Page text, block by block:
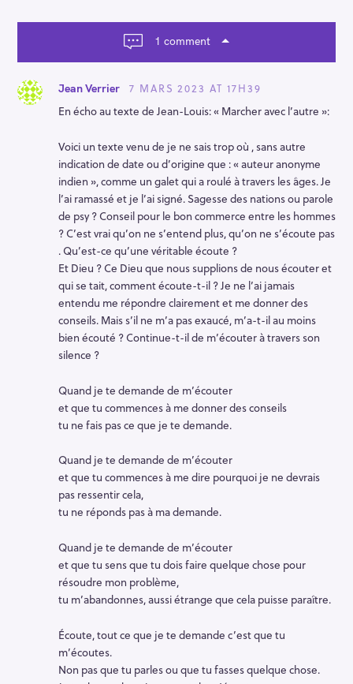
a
n
1 comment
Jean Verrier
7 MARS 2023 AT 17H39
En écho au texte de Jean-Louis: « Marcher avec l’autre »:
Voici un texte venu de je ne sais trop où , sans autre
indication de date ou d’origine que : « auteur anonyme
indien », comme un galet qui a roulé à travers les âges. Je
l’ai ramassé et je l’ai signé. Sagesse des nations ou parole
de psy ? Conseil pour le bon commerce entre les hommes
? C’est vrai qu’on ne s’entend plus, qu’on ne s’écoute pas
. Qu’est-ce qu’une véritable écoute ?
Et Dieu ? Ce Dieu que nous supplions de nous écouter et
qui se tait, comment écoute-t-il ? Je ne l’ai jamais
entendu me répondre clairement et me donner des
conseils. Mais s’il ne m’a pas exaucé, m’a-t-il au moins
bien écouté ? Continue-t-il de m’écouter à travers son
silence ?
Quand je te demande de m’écouter
et que tu commences à me donner des conseils
tu ne fais pas ce que je te demande.
Quand je te demande de m’écouter
et que tu commences à me dire pourquoi je ne devrais
pas ressentir cela,
tu ne réponds pas à ma demande.
Quand je te demande de m’écouter
et que tu sens que tu dois faire quelque chose pour
résoudre mon problème,
tu m’abandonnes, aussi étrange que cela puisse paraître.
Écoute, tout ce que je te demande c’est que tu
m’écoutes.
Non pas que tu parles ou que tu fasses quelque chose.